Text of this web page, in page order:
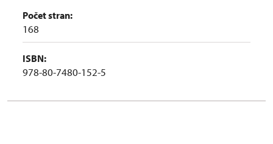
Počet stran:
168
ISBN:
978-80-7480-152-5